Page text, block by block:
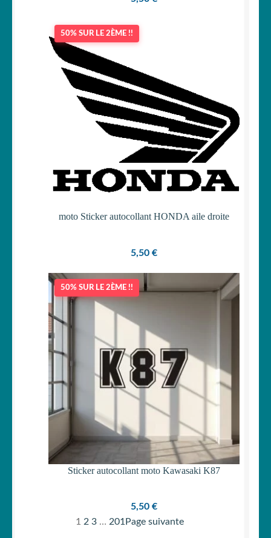
50% SUR LE 2ÈME !!
moto Sticker autocollant HONDA aile droite
5,50 €
50% SUR LE 2ÈME !!
Sticker autocollant moto Kawasaki K87
5,50 €
1 2 3 … 201Page suivante